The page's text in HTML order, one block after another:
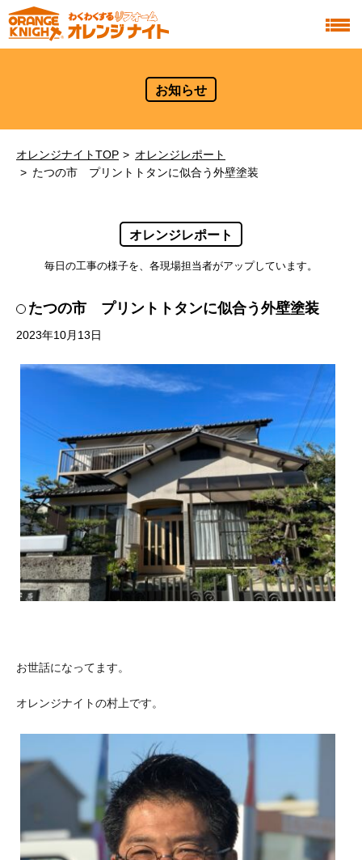
お知らせ
オレンジナイトTOP
オレンジレポート
たつの市 プリントトタンに似合う外壁塗装
オレンジレポート
毎日の工事の様子を、各現場担当者がアップしています。
たつの市 プリントトタンに似合う外壁塗装
2023年10月13日
お世話になってます。
オレンジナイトの村上です。